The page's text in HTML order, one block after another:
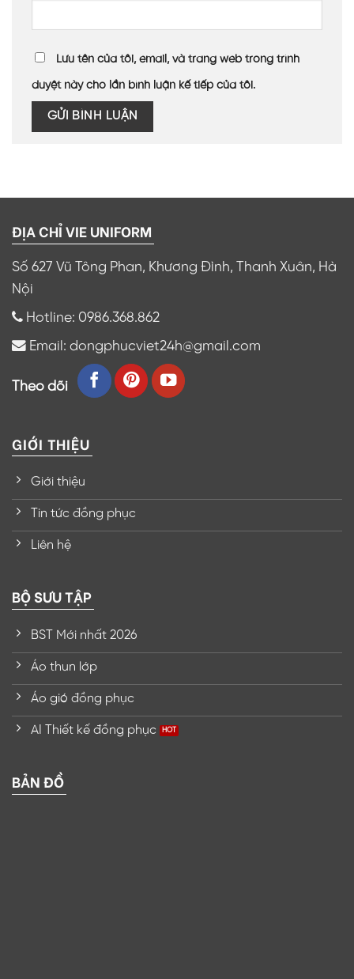
Lưu tên của tôi, email, và trang web trong trình
duyệt này cho lần bình luận kế tiếp của tôi.
ĐỊA CHỈ VIE UNIFORM
Số 627 Vũ Tông Phan, Khương Đình, Thanh Xuân, Hà
Nội
Hotline: 0986.368.862
Email: dongphucviet24h@gmail.com
Theo dõi
GIỚI THIỆU
Giới thiệu
Tin tức đồng phục
Liên hệ
BỘ SƯU TẬP
BST Mới nhất 2026
Áo thun lớp
Áo gió đồng phục
AI Thiết kế đồng phục
BẢN ĐỒ